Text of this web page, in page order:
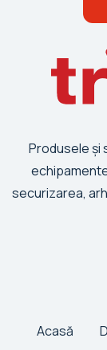
Produsele și
securizarea,
Acasă